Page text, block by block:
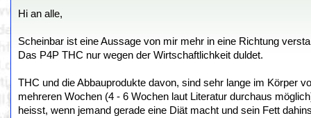
Hi an alle,
Scheinbar ist eine Aussage von mir mehr in eine Richtung
Das P4P THC nur wegen der Wirtschaftlichkeit duldet.
THC und die Abbauprodukte davon, sind sehr lange im Körper
mehreren Wochen (4 - 6 Wochen laut Literatur durchaus
heisst, wenn jemand gerade eine Diät macht und sein Fett